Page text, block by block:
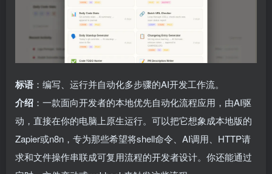
标语 ：编写、运行并自动化多步骤的AI开发工作流。
介绍 ：一款面向开发者的本地优先自动化流程应用，由AI驱
动，直接在你的电脑上原生运行。可以把它想象成本地版的
Zapier或n8n，专为那些希望将shell命令、AI调用、HTTP请
求和文件操作串联成可复用流程的开发者设计。你还能通过